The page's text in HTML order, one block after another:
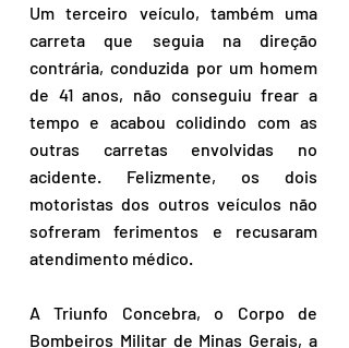
Um terceiro veículo, também uma
carreta que seguia na direção
contrária, conduzida por um homem
de 41 anos, não conseguiu frear a
tempo e acabou colidindo com as
outras carretas envolvidas no
acidente. Felizmente, os dois
motoristas dos outros veículos não
sofreram ferimentos e recusaram
atendimento médico.
A Triunfo Concebra, o Corpo de
Bombeiros Militar de Minas Gerais, a